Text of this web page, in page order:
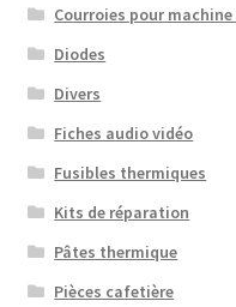
Courroies pour
Diodes
Divers
Fiches audio vidéo
Fusibles thermiques
Kits de réparation
Pâtes thermique
Pièces cafetière